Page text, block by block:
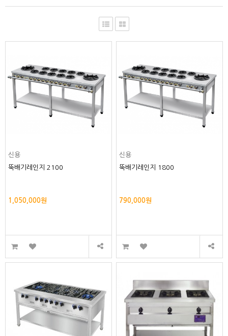
신용
뚝배기레인지 2100
1,050,000원
신용
뚝배기레인지 1800
790,000원